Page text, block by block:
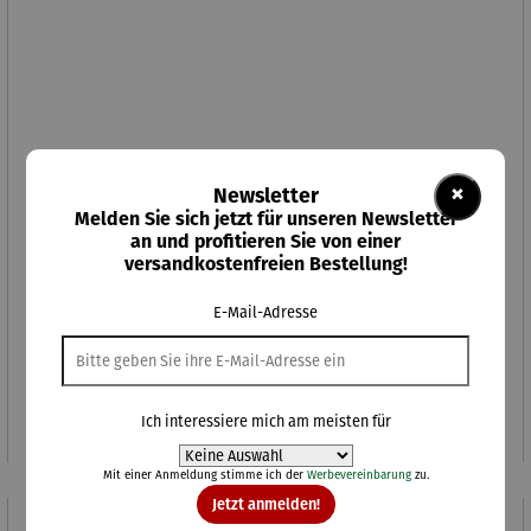
Seidenschal | Das Mohnfeld bei Argenteuil - Les
coquelicots à Argenteuil – (1873) – Claude Monet
×
Newsletter
Melden Sie sich jetzt für unseren Newsletter
an und profitieren Sie von einer
versandkostenfreien Bestellung!
E-Mail-Adresse
Ich interessiere mich am meisten für
Mit einer Anmeldung stimme ich der Werbevereinbarungzu.
Jetzt anmelden!